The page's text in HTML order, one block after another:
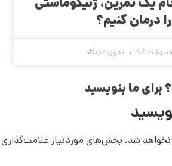
را درمان کنیم؟
بدون دیدگاه
برای ما بنویسید
شد. بخش‌های موردنیاز علامت‌گذاری